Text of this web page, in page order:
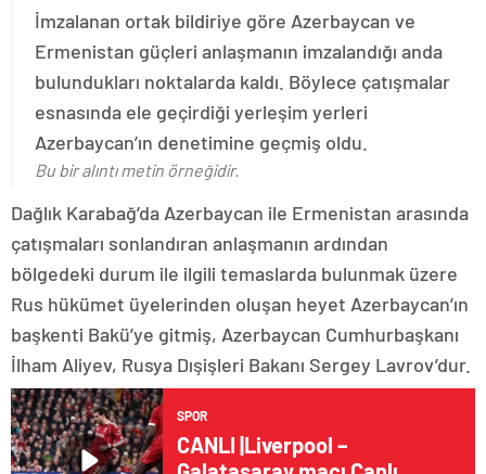
İmzalanan ortak bildiriye göre Azerbaycan ve
Ermenistan güçleri anlaşmanın imzalandığı anda
bulundukları noktalarda kaldı. Böylece çatışmalar
esnasında ele geçirdiği yerleşim yerleri
Azerbaycan’ın denetimine geçmiş oldu.
Bu bir alıntı metin örneğidir.
Dağlık Karabağ’da Azerbaycan ile Ermenistan arasında
çatışmaları sonlandıran anlaşmanın ardından
bölgedeki durum ile ilgili temaslarda bulunmak üzere
Rus hükümet üyelerinden oluşan heyet Azerbaycan’ın
başkenti Bakü’ye gitmiş, Azerbaycan Cumhurbaşkanı
İlham Aliyev, Rusya Dışişleri Bakanı Sergey Lavrov’dur.
SPOR
CANLI |Liverpool –